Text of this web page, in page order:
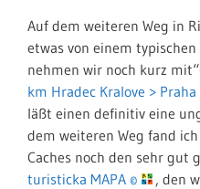
Auf dem weiteren Weg in
etwas von einem
nehmen wir noch kurz
km Hradec Kralove > Praha
läßt einen definitiv eine
dem weiteren Weg fand
Caches noch den sehr gut
turisticka MAPA ©
, den